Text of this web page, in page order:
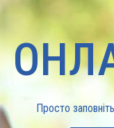
Просто